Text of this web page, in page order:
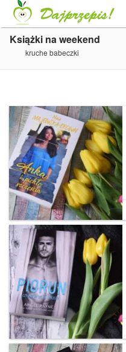
Książki na weekend
kruche babeczki